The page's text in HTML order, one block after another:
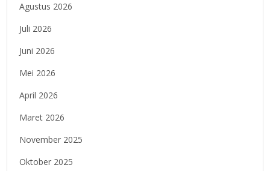
Agustus 2026
Juli 2026
Juni 2026
Mei 2026
April 2026
Maret 2026
November 2025
Oktober 2025